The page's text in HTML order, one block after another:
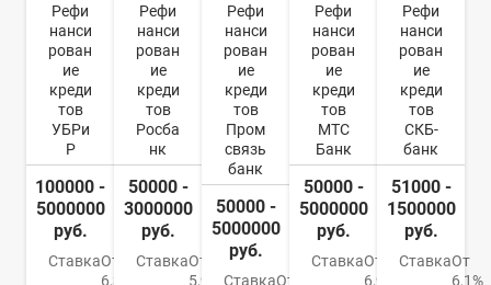
Рефи
нанси
рован
ие
креди
тов
УБРи
Р
100000 -
5000000
руб.
СтавкаОт
6,3%
Рефи
нанси
рован
ие
креди
тов
Росба
нк
50000 -
3000000
руб.
СтавкаОт
5,9%
Рефи
нанси
рован
ие
креди
тов
Пром
связь
банк
50000 -
5000000
руб.
СтавкаОт
Рефи
нанси
рован
ие
креди
тов
МТС
Банк
50000 -
5000000
руб.
СтавкаОт
6,9%
Рефи
нанси
рован
ие
креди
тов
СКБ-
банк
51000 -
1500000
руб.
СтавкаОт
6,1%